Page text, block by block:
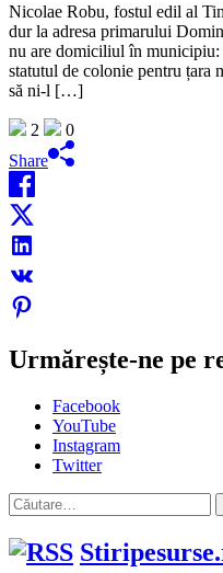
Nicolae Robu, fostul edil al
dur la adresa primarului
nu are domiciliul în
statutul de colonie pentru țara
să ni-l […]
2
0
Share
Urmărește-ne pe
Facebook
YouTube
Instagram
Twitter
Caută
după: